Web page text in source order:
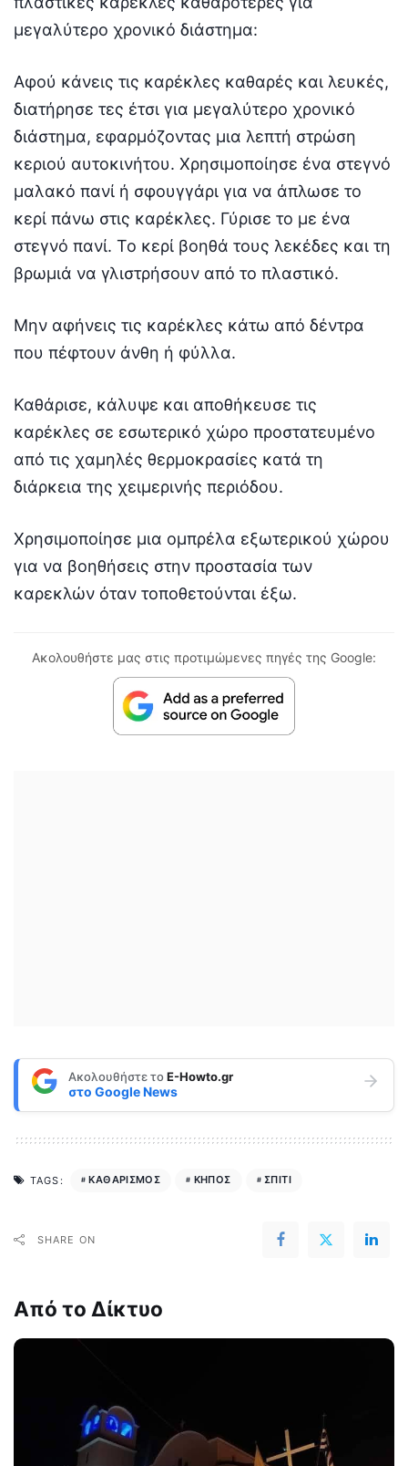
μεγαλύτερο χρονικό διάστημα:
Αφού κάνεις τις καρέκλες καθαρές και λευκές,
διατήρησε τες έτσι για μεγαλύτερο χρονικό
διάστημα, εφαρμόζοντας μια λεπτή στρώση
κεριού αυτοκινήτου. Χρησιμοποίησε ένα στεγνό
μαλακό πανί ή σφουγγάρι για να άπλωσε το
κερί πάνω στις καρέκλες. Γύρισε το με ένα
στεγνό πανί. Το κερί βοηθά τους λεκέδες και τη
βρωμιά να γλιστρήσουν από το πλαστικό.
Μην αφήνεις τις καρέκλες κάτω από δέντρα
που πέφτουν άνθη ή φύλλα.
Καθάρισε, κάλυψε και αποθήκευσε τις
καρέκλες σε εσωτερικό χώρο προστατευμένο
από τις χαμηλές θερμοκρασίες κατά τη
διάρκεια της χειμερινής περιόδου.
Χρησιμοποίησε μια ομπρέλα εξωτερικού χώρου
για να βοηθήσεις στην προστασία των
καρεκλών όταν τοποθετούνται έξω.
Ακολουθήστε μας στις προτιμώμενες πηγές της Google:
Ακολουθήστε τοE-Howto.gr
στο Google News
TAGS: ΚΑΘΑΡΙΣΜΟΣ ΚΗΠΟΣ ΣΠΙΤΙ
SHARE ON
Από το Δίκτυο